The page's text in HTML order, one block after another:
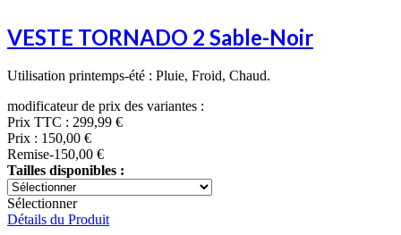
VESTE TORNADO 2 Sable-Noir
Utilisation printemps-été : Pluie, Froid, Chaud.
modificateur de prix des variantes :
Prix TTC : 299,99 €
Prix : 150,00 €
Remise-150,00 €
Tailles disponibles :
Sélectionner
Détails du Produit